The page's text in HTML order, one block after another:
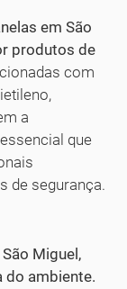
em São
produtos de
com
a
que
de segurança.
Miguel,
do ambiente.